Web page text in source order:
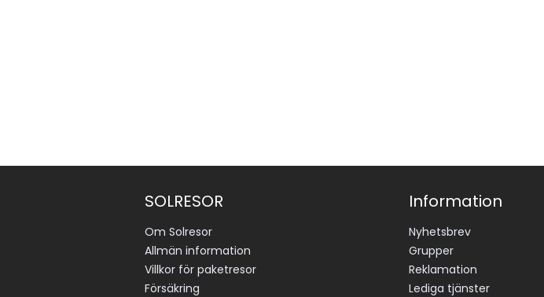
SOLRESOR
Om Solresor
Allmän information
Villkor för paketresor
Försäkring
Information
Nyhetsbrev
Grupper
Reklamation
Lediga tjänster